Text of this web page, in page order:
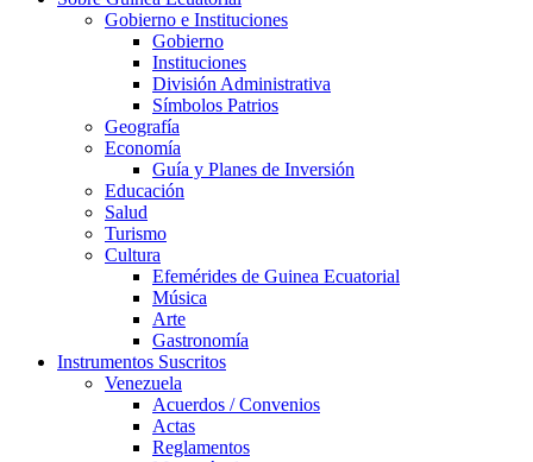
Gobierno e Instituciones
Gobierno
Instituciones
División Administrativa
Símbolos Patrios
Geografía
Economía
Guía y Planes de Inversión
Educación
Salud
Turismo
Cultura
Efemérides de Guinea Ecuatorial
Música
Arte
Gastronomía
Instrumentos Suscritos
Venezuela
Acuerdos / Convenios
Actas
Reglamentos